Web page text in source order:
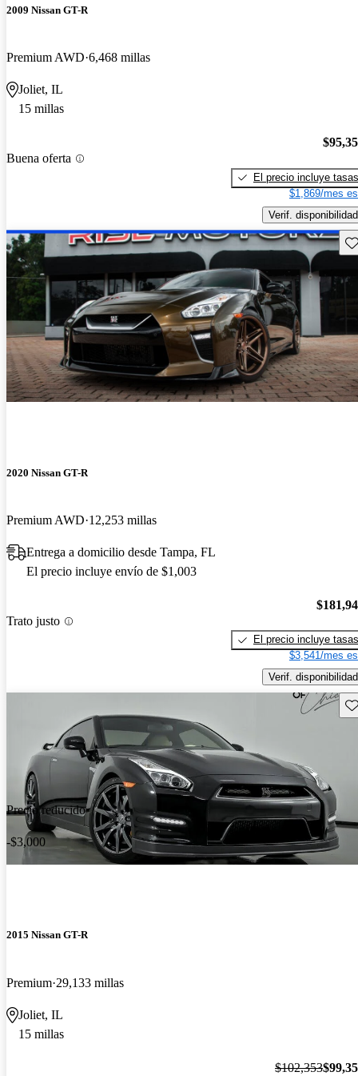
2009 Nissan GT-R
Premium AWD 6,468 millas
Joliet, IL
15 millas
Buena oferta
El precio incluye tasas
$1,869/mes
Verif. disponibilidad
2020 Nissan GT-R
Premium AWD 12,253 millas
Entrega a domicilio desde Tampa, FL
El precio incluye envío de $1,003
Trato justo
El precio incluye tasas
$3,541/mes
Verif. disponibilidad
Precio reducido
-$3,000
2015 Nissan GT-R
Premium 29,133 millas
Joliet, IL
15 millas
$102,353